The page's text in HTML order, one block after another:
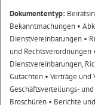
Dokumententyp:
Bekanntmachungen •
Dienstvereinbarungen •
und Rechtsverordnungen
Dienstvereinbarungen,
Gutachten • Verträge und
Geschäftsverteilungs-
Broschüren • Berichte